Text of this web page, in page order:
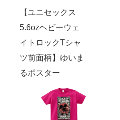
【ユニセックス
5.6ozヘビーウェ
イトロックTシャ
ツ前面柄】ゆいま
るポスター